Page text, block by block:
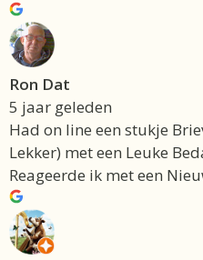
Ron Dat
5 jaar geleden
Had on line een stukje
Lekker) met een Leuke
Reageerde ik met een